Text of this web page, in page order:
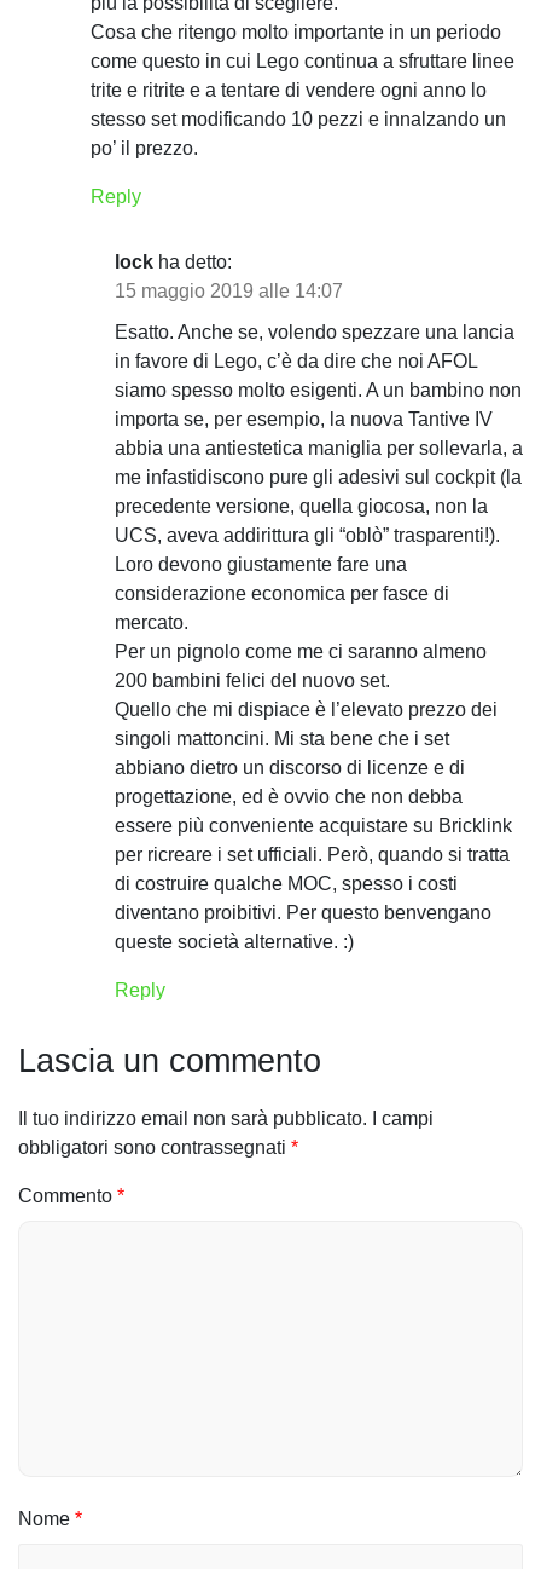
Cosa che ritengo molto importante in un periodo
come questo in cui Lego continua a sfruttare linee
trite e ritrite e a tentare di vendere ogni anno lo
stesso set modificando 10 pezzi e innalzando un
po’ il prezzo.
Reply
lock ha detto:
15 maggio 2019 alle 14:07
Esatto. Anche se, volendo spezzare una lancia
in favore di Lego, c’è da dire che noi AFOL
siamo spesso molto esigenti. A un bambino non
importa se, per esempio, la nuova Tantive IV
abbia una antiestetica maniglia per sollevarla, a
me infastidiscono pure gli adesivi sul cockpit (la
precedente versione, quella giocosa, non la
UCS, aveva addirittura gli “oblò” trasparenti!).
Loro devono giustamente fare una
considerazione economica per fasce di
mercato.
Per un pignolo come me ci saranno almeno
200 bambini felici del nuovo set.
Quello che mi dispiace è l’elevato prezzo dei
singoli mattoncini. Mi sta bene che i set
abbiano dietro un discorso di licenze e di
progettazione, ed è ovvio che non debba
essere più conveniente acquistare su Bricklink
per ricreare i set ufficiali. Però, quando si tratta
di costruire qualche MOC, spesso i costi
diventano proibitivi. Per questo benvengano
queste società alternative. :)
Reply
Lascia un commento
Il tuo indirizzo email non sarà pubblicato.
I campi
obbligatori sono contrassegnati *
Commento *
Nome *